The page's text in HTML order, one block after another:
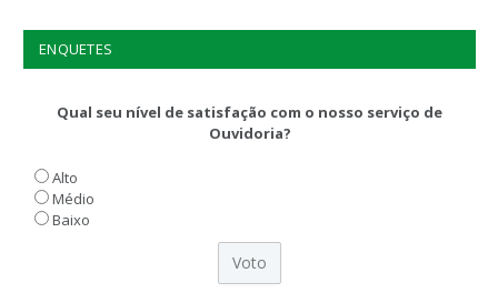
ENQUETES
Qual seu nível de satisfação com o nosso serviço de
Ouvidoria?
Alto
Médio
Baixo